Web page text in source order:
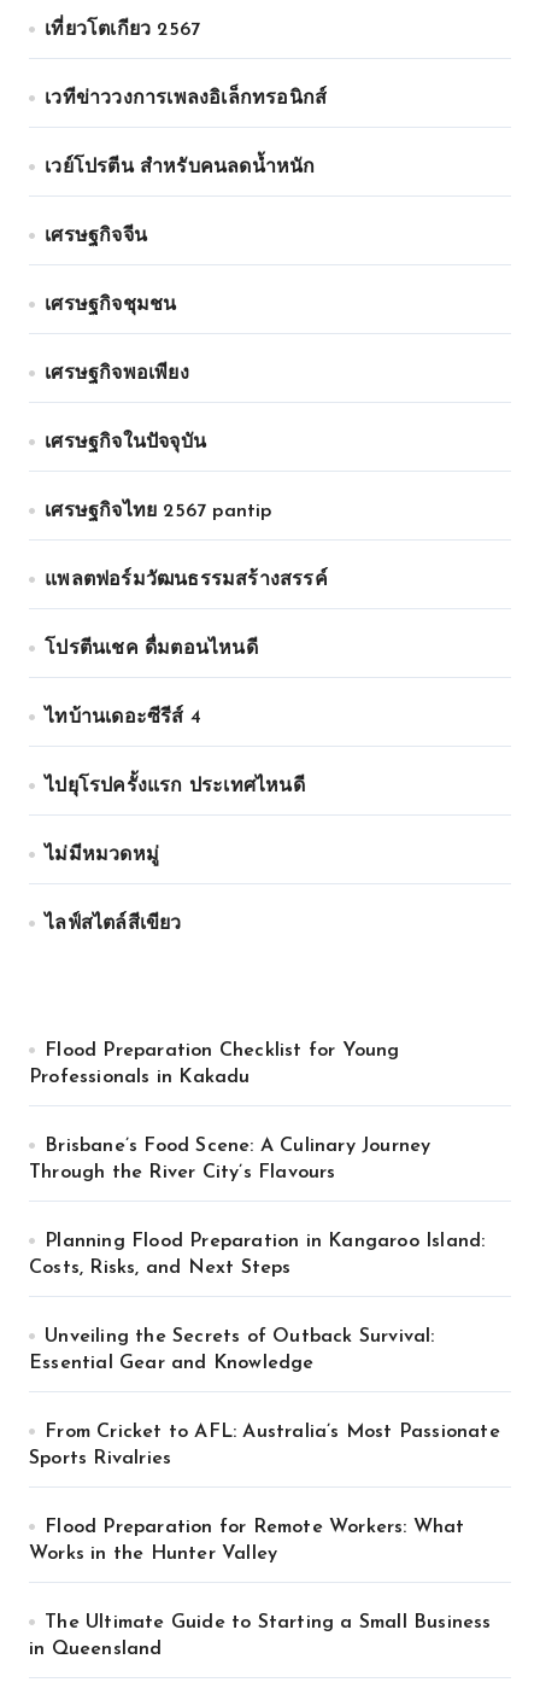
เที่ยวโตเกียว 2567
เวทีข่าววงการเพลงอิเล็กทรอนิกส์
เวย์โปรตีน สำหรับคนลดน้ำหนัก
เศรษฐกิจจีน
เศรษฐกิจชุมชน
เศรษฐกิจพอเพียง
เศรษฐกิจในปัจจุบัน
เศรษฐกิจไทย 2567 pantip
แพลตฟอร์มวัฒนธรรมสร้างสรรค์
โปรตีนเชค ดื่มตอนไหนดี
ไทบ้านเดอะซีรีส์ 4
ไปยุโรปครั้งแรก ประเทศไหนดี
ไม่มีหมวดหมู่
ไลฟ์สไตล์สีเขียว
Flood Preparation Checklist for Young
Professionals in Kakadu
Brisbane’s Food Scene: A Culinary Journey
Through the River City’s Flavours
Planning Flood Preparation in Kangaroo Island:
Costs, Risks, and Next Steps
Unveiling the Secrets of Outback Survival:
Essential Gear and Knowledge
From Cricket to AFL: Australia’s Most Passionate
Sports Rivalries
Flood Preparation for Remote Workers: What
Works in the Hunter Valley
The Ultimate Guide to Starting a Small Business
in Queensland